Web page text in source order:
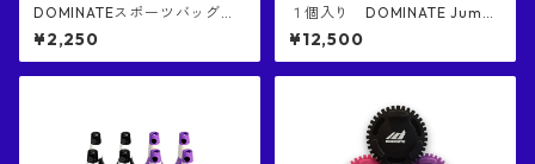
DOMINATEスポーツバッグｘ
１個 正規品 収納バッグ 黒色バ
ッグにグレーロゴ
¥2,250
１個入り DOMINATE Jumbo
Defender ジャンボ・ディフ
ェンダー 正規品 日本特許
庁意匠登録済み 世界一高い
ート練習 唯一NBAレベル
のブロックを再現した器具
¥12,500